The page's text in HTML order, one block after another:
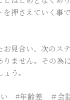
を押さえていく事
お見合い、次のス
りません。その為
う。
#年齢差 ＃会